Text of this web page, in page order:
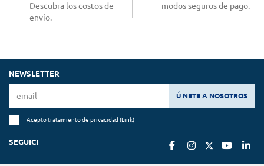
Descubra los costos de
envío.
modos seguros de pago.
NEWSLETTER
Ú NETE A NOSOTROS
Acepto tratamiento de privacidad (Link)
SEGUICI